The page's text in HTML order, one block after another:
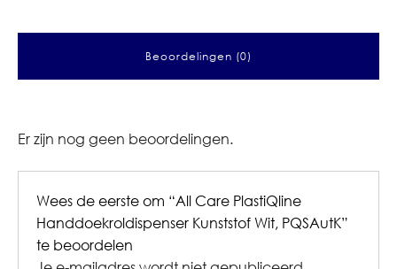
Beoordelingen (0)
Er zijn nog geen beoordelingen.
Wees de eerste om “All Care PlastiQline
Handdoekroldispenser Kunststof Wit, PQSAutK”
te beoordelen